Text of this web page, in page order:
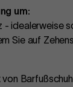
um:
-
Sie auf